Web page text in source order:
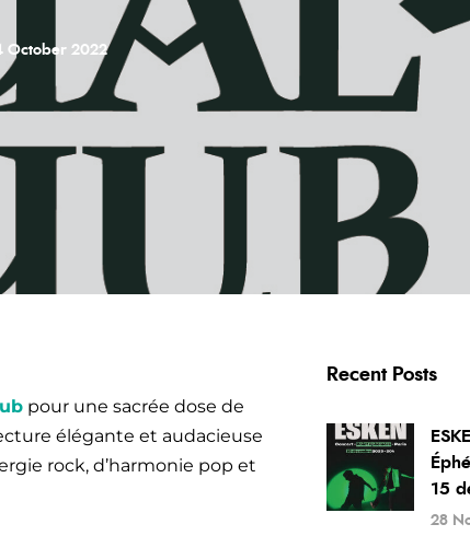
October 2022
pour une sacrée dose de
élégante et audacieuse
rock, d’harmonie pop et
Recent Posts
15
28